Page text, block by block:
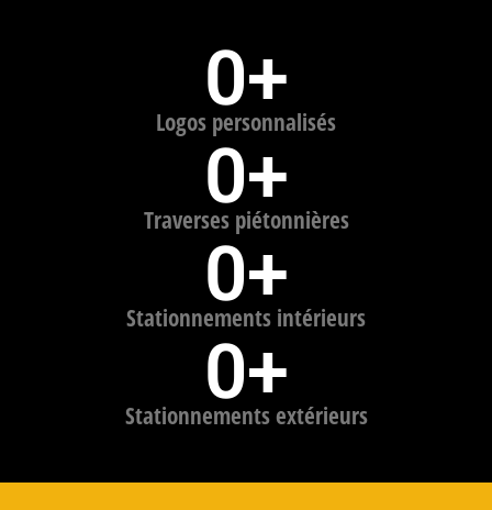
0+
Logos personnalisés
0+
Traverses piétonnières
0+
Stationnements intérieurs
0+
Stationnements extérieurs​